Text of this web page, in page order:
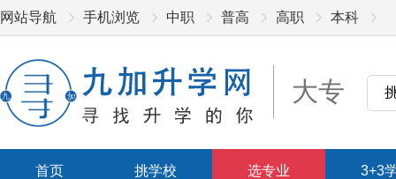
网站导航 手机浏览 中职 普高 高职 本科
大专
首页 挑学校 选专业 3+3